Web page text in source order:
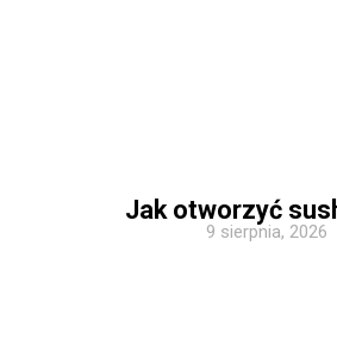
Jak otworzyć
9 sierpnia, 2026